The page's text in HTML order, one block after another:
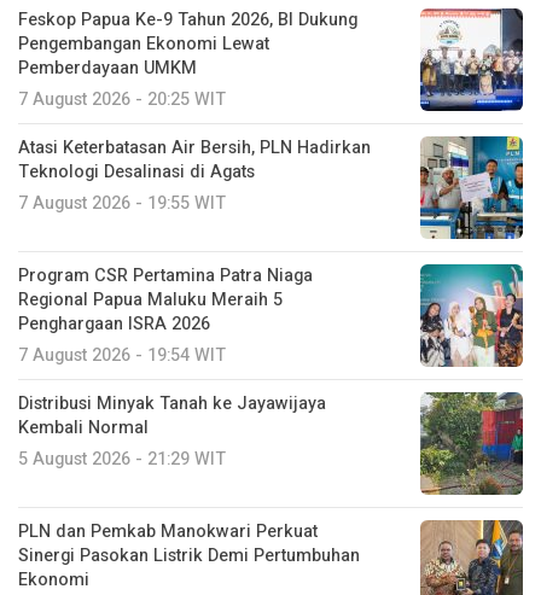
Feskop Papua Ke-9 Tahun 2026, BI Dukung
Pengembangan Ekonomi Lewat
Pemberdayaan UMKM
7 August 2026 - 20:25 WIT
Atasi Keterbatasan Air Bersih, PLN Hadirkan
Teknologi Desalinasi di Agats
7 August 2026 - 19:55 WIT
Program CSR Pertamina Patra Niaga
Regional Papua Maluku Meraih 5
Penghargaan ISRA 2026
7 August 2026 - 19:54 WIT
Distribusi Minyak Tanah ke Jayawijaya
Kembali Normal
5 August 2026 - 21:29 WIT
PLN dan Pemkab Manokwari Perkuat
Sinergi Pasokan Listrik Demi Pertumbuhan
Ekonomi